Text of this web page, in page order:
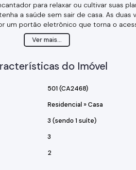
para relaxar ou cultivar suas
a saúde sem sair de casa. As duas
um portão eletrônico que torna o
e supermercados, esta casa
urbana. Não perca a oportunidade de
Ver mais...
do Imóvel
501 (CA2468)
Residencial »Casa
3 (sendo 1 suíte)
3
2